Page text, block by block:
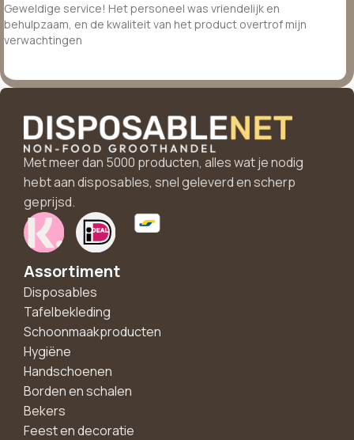
Geweldige service! Het personeel was vriendelijk en
behulpzaam, en de kwaliteit van het product overtrof mijn
verwachtingen
Met meer dan 5000 producten, alles wat je nodig
hebt aan disposables, snel geleverd en scherp
geprijsd.
Assortiment
Disposables
Tafelbekleding
Schoonmaakproducten
Hygiëne
Handschoenen
Borden en schalen
Bekers
Feest en decoratie